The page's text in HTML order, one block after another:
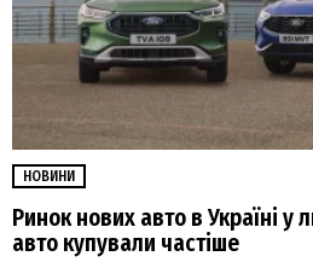
НОВИНИ
Ринок нових авто в Україні у
авто купували частіше